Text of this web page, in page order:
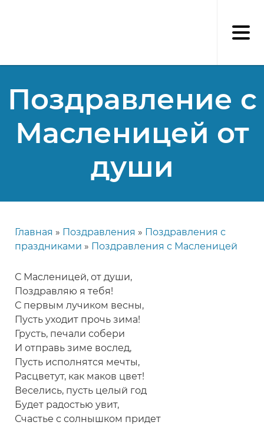
Поздравление с
Масленицей от
души
Строка
Главная Поздравления
Поздравления с
праздниками
Поздравления с Масленицей
С Масленицей, от души,
Поздравляю я тебя!
С первым лучиком весны,
Пусть уходит прочь зима!
Грусть, печали собери
И отправь зиме вослед,
Пусть исполнятся мечты,
Расцветут, как маков цвет!
Веселись, пусть целый год
Будет радостью увит,
Счастье с солнышком придет